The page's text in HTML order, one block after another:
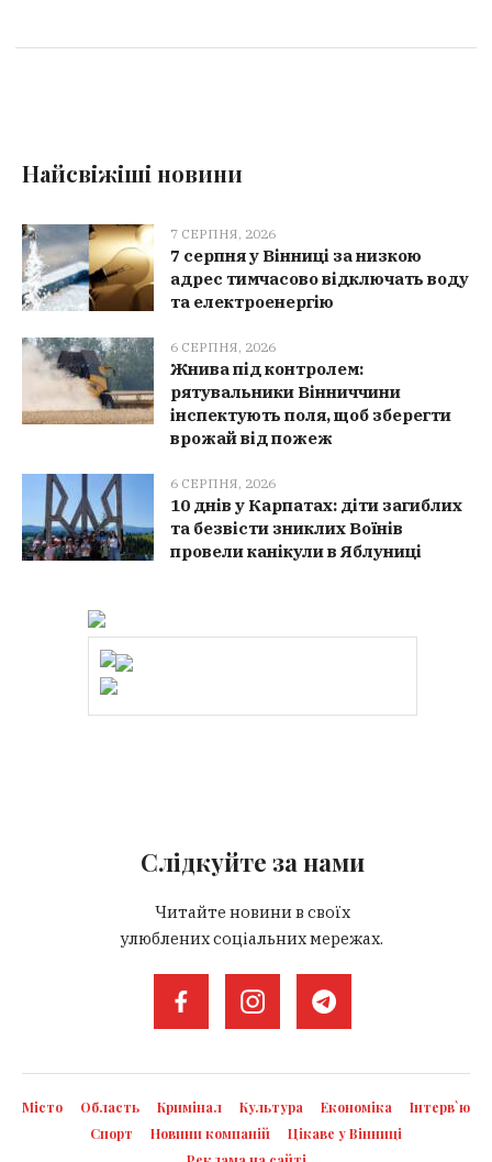
Найсвіжіші новини
7 СЕРПНЯ, 2026
7 серпня у Вінниці за низкою
адрес тимчасово відключать воду
та електроенергію
6 СЕРПНЯ, 2026
Жнива під контролем:
рятувальники Вінниччини
інспектують поля, щоб зберегти
врожай від пожеж
6 СЕРПНЯ, 2026
10 днів у Карпатах: діти загиблих
та безвісти зниклих Воїнів
провели канікули в Яблуниці
Слідкуйте за нами
Читайте новини в своїх
улюблених соціальних мережах.
Місто Область Кримінал Культура Економіка
Інтерв`ю
Спорт
Новини компаній
Цікаве у Вінниці